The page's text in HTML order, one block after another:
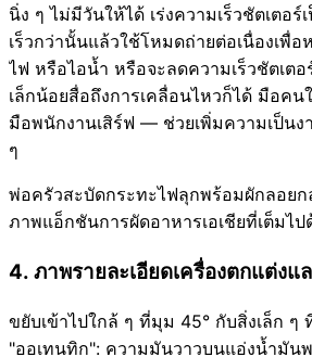
นิ่ง ๆ ไม่มีวันให้ได้ เร่งความเร็วชัตเตอ
เร็วกว่านั้นแล้วใช้โหมดถ่ายต่อเนื่องเพื่อ
ไฟ หรือไอน้ำ หรือจะลดความเร็วชัตเตอ
เล็กน้อยสื่อถึงการเคลื่อนไหวก็ได้ มือค
มือพนักงานเสิร์ฟ — ช่วยเพิ่มความเป็นง
ๆ
พ่อครัวสะบัดกระทะไฟลุกพร้อมผักลอย
ภาพแอ็กชันการผัดอาหารเอเชียที่เต็มไป
4. ภาพรายละเอียดเครื่องตกแต่งแ
ขยับเข้าไปใกล้ ๆ ที่มุม 45° กับสิ่งเล็ก ๆ
"ออเทนทิก": ความมันวาวบนแอ่งน้ำมัน